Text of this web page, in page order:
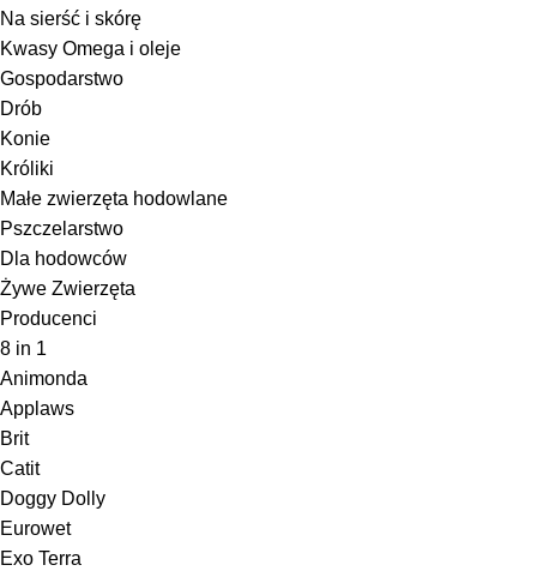
Na sierść i skórę
Kwasy Omega i oleje
Gospodarstwo
Drób
Konie
Króliki
Małe zwierzęta hodowlane
Pszczelarstwo
Dla hodowców
Żywe Zwierzęta
Producenci
8 in 1
Animonda
Applaws
Brit
Catit
Doggy Dolly
Eurowet
Exo Terra